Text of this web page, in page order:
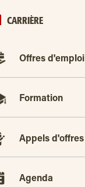
CARRIÈRE
Offres d'emploi
Formation
Appels d'offres
Agenda